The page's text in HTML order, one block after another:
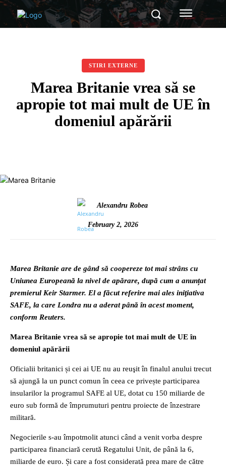
STIRI EXTERNE
Marea Britanie vrea să se
apropie tot mai mult de UE în
domeniul apărării
Alexandru Robea
February 2, 2026
Marea Britanie are de gând să coopereze tot mai strâns cu
Uniunea Europeană la nivel de apărare, după cum a anunțat
premierul Keir Starmer. El a făcut referire mai ales iniţiativa
SAFE, la care Londra nu a aderat până în acest moment,
conform Reuters.
Marea Britanie vrea să se apropie tot mai mult de UE în
domeniul apărării
Oficialii britanici și cei ai UE nu au reuşit în finalul anului trecut
să ajungă la un punct comun în ceea ce privește participarea
insularilor la programul SAFE al UE, dotat cu 150 miliarde de
euro sub formă de împrumuturi pentru proiecte de înzestrare
militară.
Negocierile s-au împotmolit atunci când a venit vorba despre
participarea financiară cerută Regatului Unit, de până la 6,
miliarde de euro. Și care a fost considerată prea mare de către